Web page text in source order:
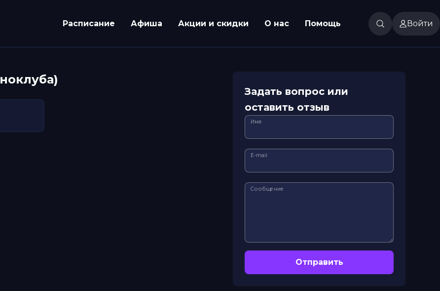
Расписание Афиша Акции и скидки О нас Помощь Войти
Задать вопрос или
оставить отзыв
Имя
E-mail
Сообщение
Отправить